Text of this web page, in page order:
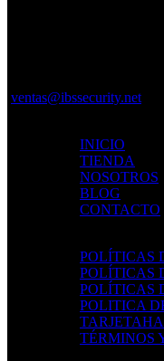
ventas@ibssecurity.net
INICIO
TIENDA
NOSOTROS
BLOG
CONTACTO
POLÍTICAS
POLÍTICAS
POLÍTICAS
POLITICA
TÉRMINOS